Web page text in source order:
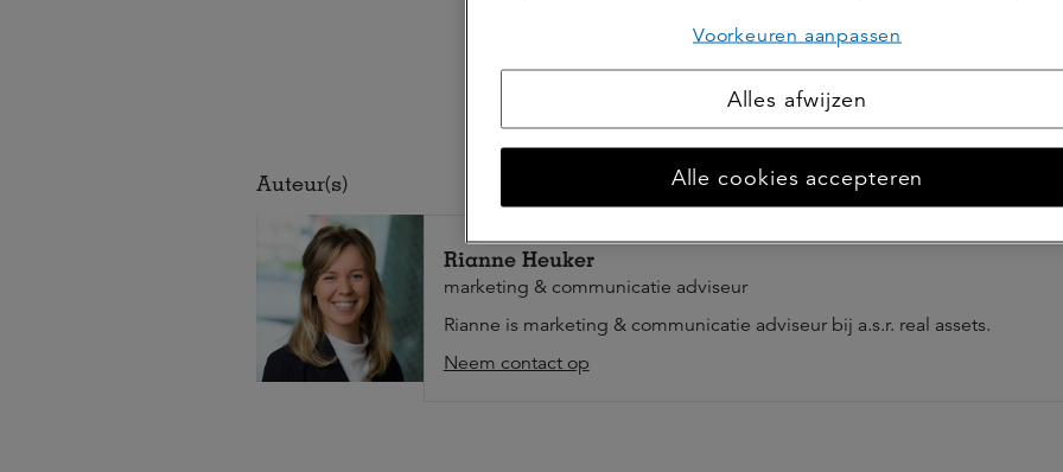
Auteur(s)
Rianne Heuker
marketing & communicatie adviseur
Rianne is marketing & communicatie adviseur bij a.s.r. real assets.
Neem contact op
Voorkeuren aanpassen
Alles afwijzen
Alle cookies accepteren